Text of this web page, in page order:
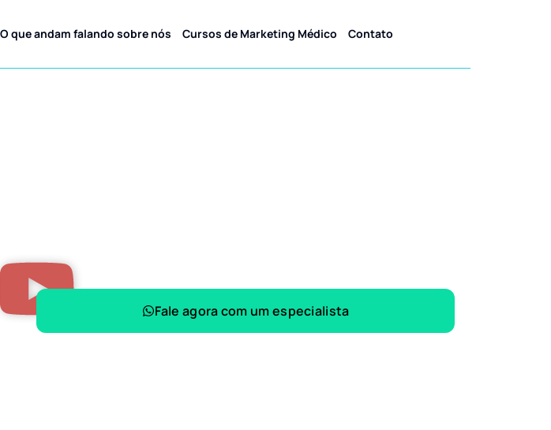
O que andam falando sobre nós Cursos de Marketing Médico Contato
Fale agora com um especialista